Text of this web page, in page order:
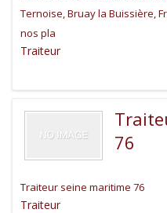
Ternoise, Bruay la Buissière,
nos pla
Traiteur
76
Traiteur seine maritime 76
Traiteur